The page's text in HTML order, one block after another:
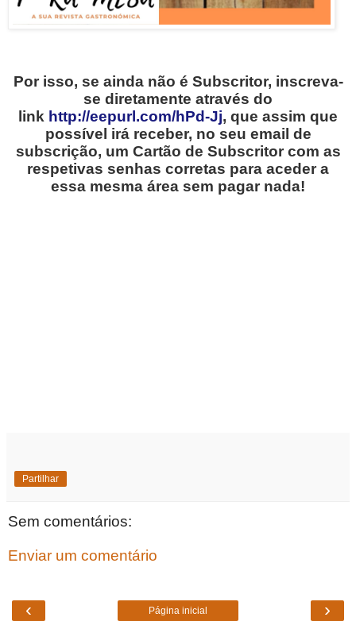
Por isso, se ainda não é Subscritor, inscreva-
se diretamente através do
link http://eepurl.com/hPd-Jj, que assim que
possível irá receber, no seu email de
subscrição, um Cartão de Subscritor com as
respetivas senhas corretas para aceder a
essa mesma área sem pagar nada!
Partilhar
Sem comentários:
Enviar um comentário
‹ ›
Página inicial